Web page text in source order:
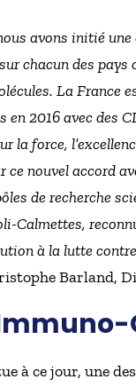
avons initié
chacun des
La France
en 2016 avec des
la force,
ce nouvel accord
de recherche
Calmettes,
à la lutte
Barland,
à ce jour, une